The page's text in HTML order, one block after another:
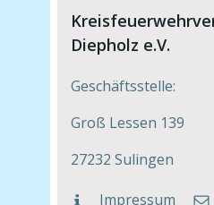
Diepholz e.V.
Geschäftsstelle:
Groß Lessen 139
27232 Sulingen
Impressum